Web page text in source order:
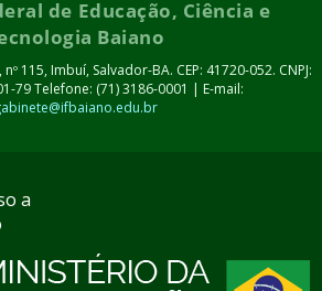
de Educação, Ciência e
Baiano
115, Imbuí, Salvador-BA. CEP: 41720-052. CNPJ:
79 Telefone: (71) 3186-0001 | E-mail:
a